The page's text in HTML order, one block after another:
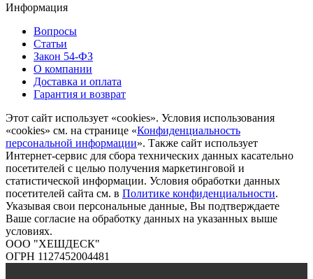
Информация
Вопросы
Статьи
Закон 54-ФЗ
О компании
Доставка и оплата
Гарантия и возврат
Этот сайт использует «cookies». Условия использования
«cookies» см. на странице «Конфиденциальность
персональной информации». Также сайт использует
Интернет-сервис для сбора технических данных касательно
посетителей с целью получения маркетинговой и
статистической информации. Условия обработки данных
посетителей сайта см. в Политике конфиденциальности.
Указывая свои персональные данные, Вы подтверждаете
Ваше согласие на обработку данных на указанных выше
условиях.
ООО "ХЕШДЕСК"
ОГРН 1127452004481